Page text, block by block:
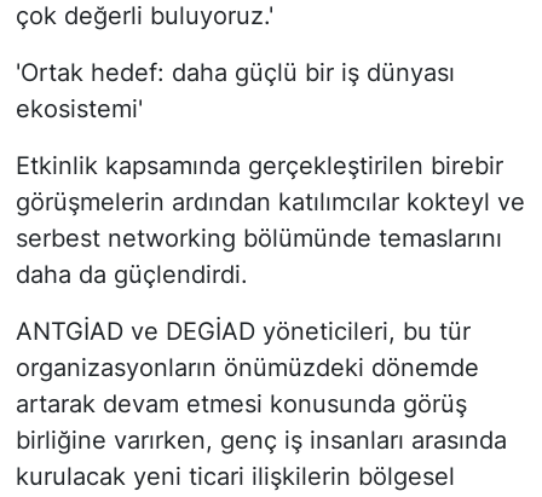
çok değerli buluyoruz.'
'Ortak hedef: daha güçlü bir iş dünyası
ekosistemi'
Etkinlik kapsamında gerçekleştirilen birebir
görüşmelerin ardından katılımcılar kokteyl ve
serbest networking bölümünde temaslarını
daha da güçlendirdi.
ANTGİAD ve DEGİAD yöneticileri, bu tür
organizasyonların önümüzdeki dönemde
artarak devam etmesi konusunda görüş
birliğine varırken, genç iş insanları arasında
kurulacak yeni ticari ilişkilerin bölgesel